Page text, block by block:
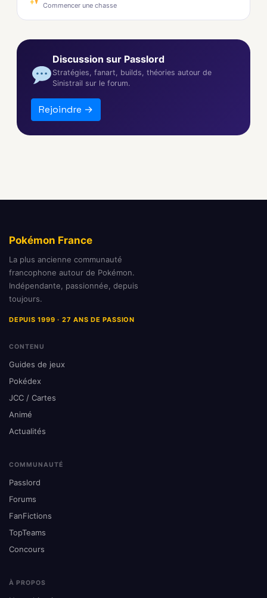
Commencer une chasse
Discussion sur Passlord
Stratégies, fanart, builds, théories autour de
Sinistrail sur le forum.
Rejoindre →
Pokémon France
La plus ancienne communauté
francophone autour de Pokémon.
Indépendante, passionnée, depuis
toujours.
DEPUIS 1999 · 27 ANS DE PASSION
CONTENU
Guides de jeux
Pokédex
JCC / Cartes
Animé
Actualités
COMMUNAUTÉ
Passlord
Forums
FanFictions
TopTeams
Concours
À PROPOS